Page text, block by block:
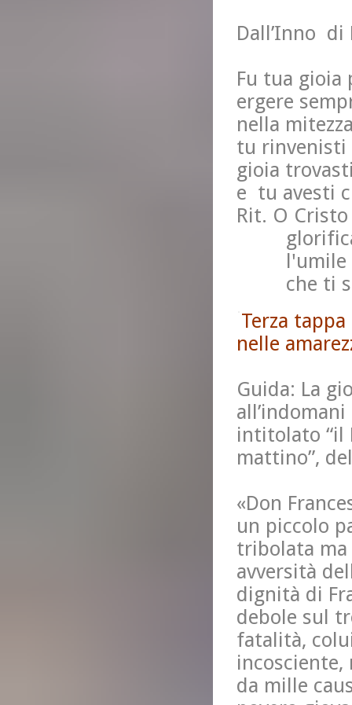
Dall’Inno di
Fu tua gioia
ergere
nella
tu rinvenisti
gioia
e tu avesti
Rit. O
glorifica
l'umile e
che ti
Terza
nelle
Guida: La
intitolato “il
mattino”,
«Don
un piccolo
tribolata ma
avversità
dignità di
debole sul
fatalità,
da mille